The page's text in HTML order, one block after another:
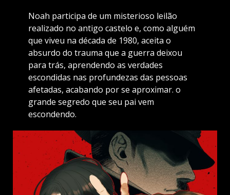
Noah participa de um misterioso leilão
realizado no antigo castelo e, como alguém
que viveu na década de 1980, aceita o
absurdo do trauma que a guerra deixou
para trás, aprendendo as verdades
escondidas nas profundezas das pessoas
afetadas, acabando por se aproximar. o
grande segredo que seu pai vem
escondendo.